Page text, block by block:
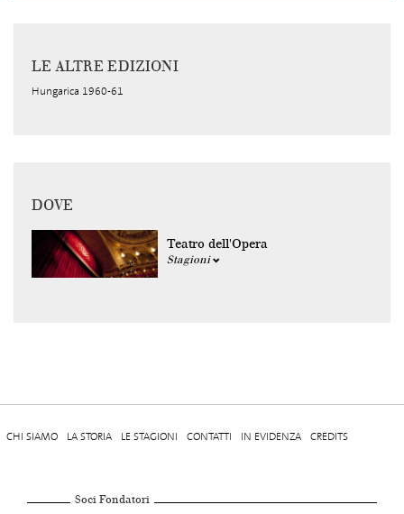
LE ALTRE EDIZIONI
Hungarica 1960-61
DOVE
Teatro dell'Opera
Stagioni
CHI SIAMO LA STORIA LE STAGIONI CONTATTI IN EVIDENZA CREDITS
Soci Fondatori